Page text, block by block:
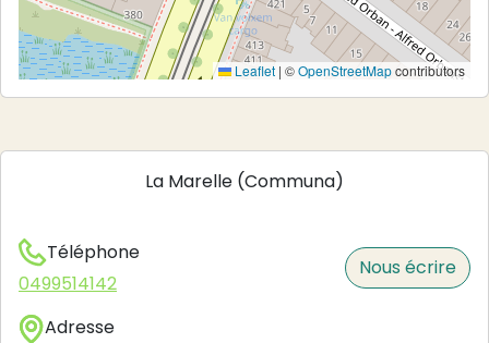
Leaflet | ©OpenStreetMapcontributors
La Marelle (Communa)
Téléphone
0499514142
Nous écrire
Adresse